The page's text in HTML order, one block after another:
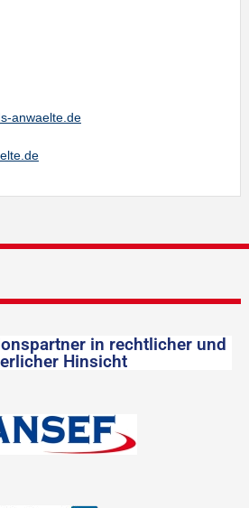
anwaelte.de
in rechtlicher und
Hinsicht